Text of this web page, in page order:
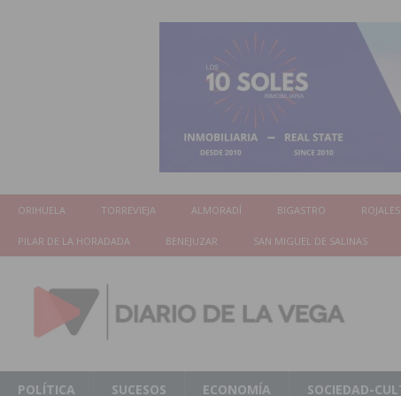
ORIHUELA TORREVIEJA ALMORADÍ BIGASTRO ROJALES
PILAR DE LA HORADADA BENEJUZAR SAN MIGUEL DE SALINAS
POLÍTICA SUCESOS ECONOMÍA SOCIEDAD-